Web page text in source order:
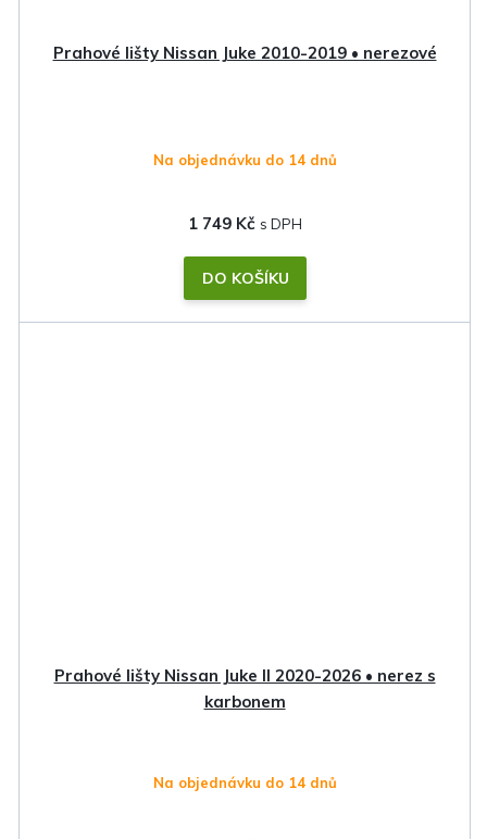
Prahové lišty Nissan Juke 2010-2019 • nerezové
Na objednávku do 14 dnů
1 749 Kč
DO KOŠÍKU
Prahové lišty Nissan Juke II 2020-2026 • nerez s
karbonem
Na objednávku do 14 dnů